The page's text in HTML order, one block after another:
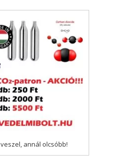
annál olcsóbb!